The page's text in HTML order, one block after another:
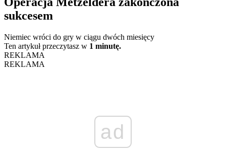
sukcesem
Niemiec wróci do gry w ciągu dwóch miesięcy
Ten artykuł przeczytasz w 1 minutę.
REKLAMA
REKLAMA
ad